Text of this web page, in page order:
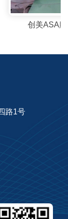
创美ASA
路1号